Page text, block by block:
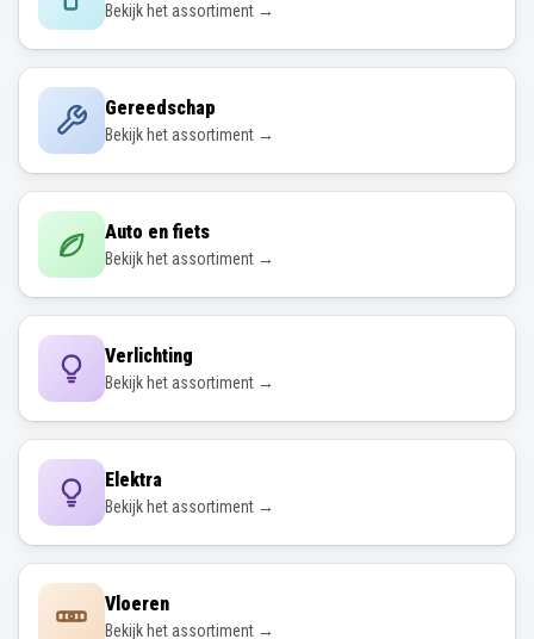
Bekijk het assortiment →
Gereedschap
Bekijk het assortiment →
Auto en fiets
Bekijk het assortiment →
Verlichting
Bekijk het assortiment →
Elektra
Bekijk het assortiment →
Vloeren
Bekijk het assortiment →